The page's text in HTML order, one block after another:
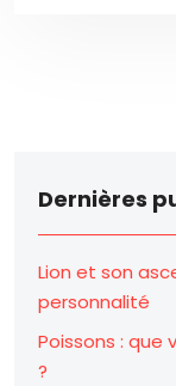
Dernières
Lion et son
personnalité
Poissons : que
?